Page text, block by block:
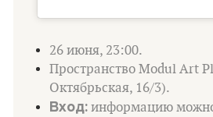
26 июня, 23:00.
Пространство Modul Art
Октябрьская, 16/3).
Вход: информацию